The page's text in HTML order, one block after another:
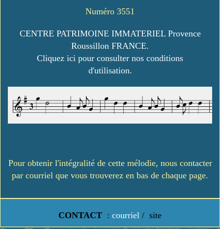
Numéro 3551
CENTRE PATRIMOINE IMMATERIEL Provence
Roussillon FRANCE.
Cliquez ici pour consulter nos conditions
d'utilisation.
Pour obtenir l'intégralité de cette mélodie, nous contacter
par courriel que vous trouverez en bas de chaque page.
CONTACT : courriel / site